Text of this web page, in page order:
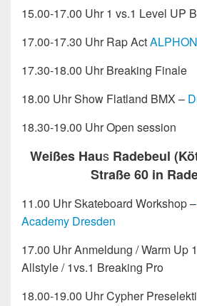
15.00-17.00 Uhr 1 vs.1 Level UP
17.00-17.30 Uhr Rap Act
17.30-18.00 Uhr Breaking Finale
18.00 Uhr Show Flatland BMX –
18.30-19.00 Uhr Open session
Weißes HausRadebeul
Straße 60 in
11.00 Uhr Skateboard Workshop –
Academy Dresden
17.00 Uhr Anmeldung / Warm Up
Allstyle / 1vs.1 Breaking Pro
18.00-19.00 Uhr Cypher